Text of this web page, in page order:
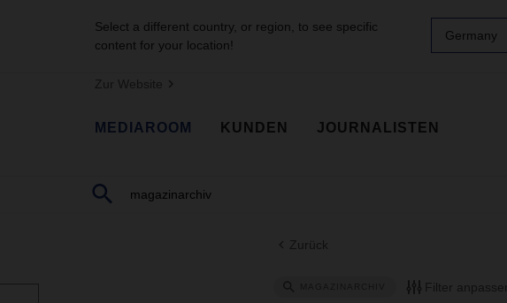
Select a different country, or region, to see specific
content for your location!
Germany
Zur Website
MEDIAROOM KUNDEN JOURNALISTEN
Zurück
Filter anpassen